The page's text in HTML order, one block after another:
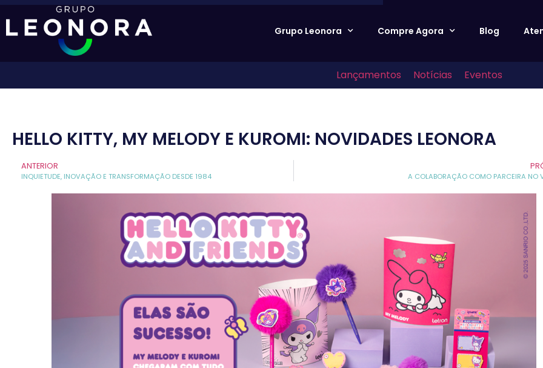
Grupo Leonora Compre Agora Blog
Lançamentos Notícias Eventos
HELLO KITTY, MY MELODY E KUROMI: NOVIDADES LEONORA
ANTERIOR
INQUIETUDE, INOVAÇÃO E TRANSFORMAÇÃO DESDE 1984 A COLABORAÇÃO COMO PARCEIRA NO